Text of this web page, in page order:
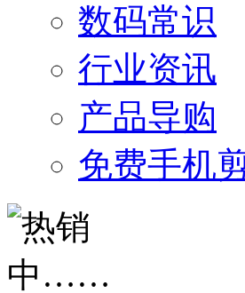
数码常识
行业资讯
产品导购
免费手机